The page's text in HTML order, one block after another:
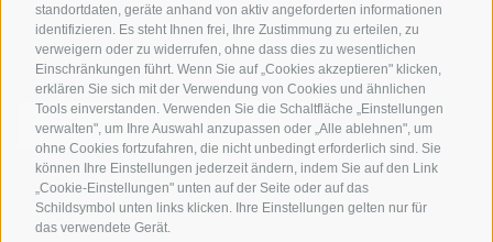
standortdaten, geräte anhand von aktiv angeforderten informationen
identifizieren. Es steht Ihnen frei, Ihre Zustimmung zu erteilen, zu
verweigern oder zu widerrufen, ohne dass dies zu wesentlichen
Einschränkungen führt. Wenn Sie auf „Cookies akzeptieren" klicken,
erklären Sie sich mit der Verwendung von Cookies und ähnlichen
Tools einverstanden. Verwenden Sie die Schaltfläche „Einstellungen
verwalten", um Ihre Auswahl anzupassen oder „Alle ablehnen", um
ohne Cookies fortzufahren, die nicht unbedingt erforderlich sind. Sie
können Ihre Einstellungen jederzeit ändern, indem Sie auf den Link
„Cookie-Einstellungen" unten auf der Seite oder auf das
Schildsymbol unten links klicken. Ihre Einstellungen gelten nur für
das verwendete Gerät.
MELDE DICH ZU UNSEREM NEWSLETTER AN!
JETZT ANMELDEN